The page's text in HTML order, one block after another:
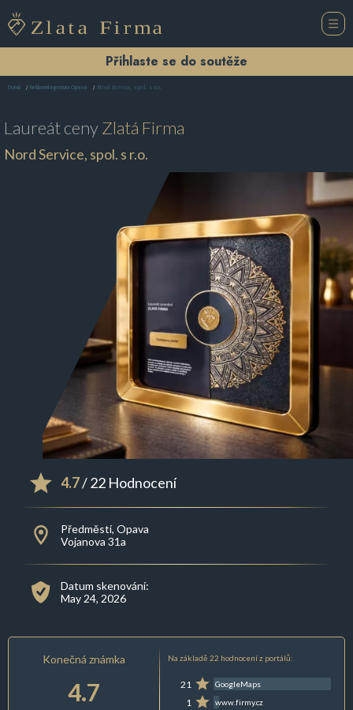
Přihlaste se do soutěže
Domů Reklamní agentura Opava Nord Service, spol. s r.o.
Laureát cenyZlatá Firma
Nord Service, spol. s r.o.
4.7/ 22 Hodnocení
Předměstí, Opava
Vojanova 31a
Datum skenování:
May 24, 2026
Konečná známka
4.7
Na základě 22 hodnocení z portálů:
21 GoogleMaps
1 www.firmy.cz